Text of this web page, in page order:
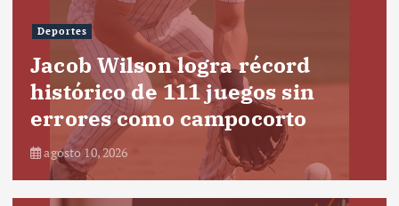
Deportes
Jacob Wilson logra récord
histórico de 111 juegos sin
errores como campocorto
agosto 10, 2026